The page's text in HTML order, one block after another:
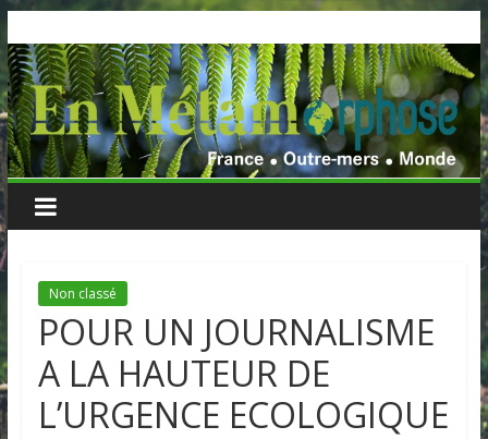
to
content
Non classé
POUR UN JOURNALISME
A LA HAUTEUR DE
L’URGENCE ECOLOGIQUE